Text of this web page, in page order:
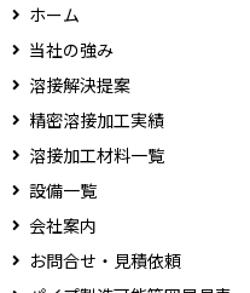
ホーム
当社の強み
溶接解決提案
精密溶接加工実績
溶接加工材料一覧
設備一覧
会社案内
お問合せ・見積依頼